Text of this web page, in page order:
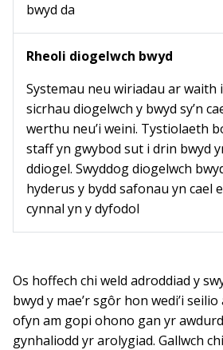
bwyd da
Rheoli diogelwch bwyd
Systemau neu wiriadau ar waith i
sicrhau diogelwch y bwyd sy’n
werthu neu’i weini. Tystiolaeth
staff yn gwybod sut i drin bwyd
ddiogel. Swyddog diogelwch
hyderus y bydd safonau yn cael
cynnal yn y dyfodol
Os hoffech chi weld adroddiad y
bwyd y mae’r sgôr hon wedi’i
ofyn am gopi ohono gan yr
gynhaliodd yr arolygiad. Gallwch